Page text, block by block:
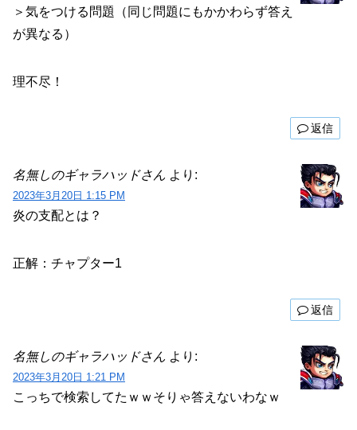
＞気をつける問題（同じ問題にもかかわらず答え
が異なる）
理不尽！
返信
名無しのギャラハッドさん より:
2023年3月20日 1:15 PM
炎の支配とは？
正解：チャプター1
返信
名無しのギャラハッドさん より:
2023年3月20日 1:21 PM
こっちで検索してたｗｗそりゃ答えないわなｗ